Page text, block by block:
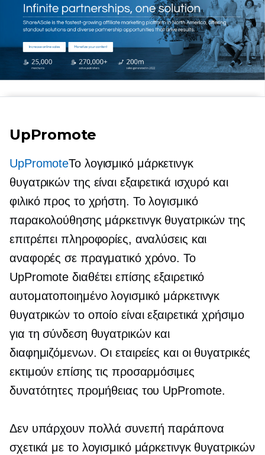
UpPromote
UpPromoteΤο λογισμικό μάρκετινγκ
θυγατρικών της είναι εξαιρετικά ισχυρό και
φιλικό προς το χρήστη. Το λογισμικό
παρακολούθησης μάρκετινγκ θυγατρικών της
επιτρέπει πληροφορίες, αναλύσεις και
αναφορές σε πραγματικό χρόνο. Το
UpPromote διαθέτει επίσης εξαιρετικό
αυτοματοποιημένο λογισμικό μάρκετινγκ
θυγατρικών το οποίο είναι εξαιρετικά χρήσιμο
για τη σύνδεση θυγατρικών και
διαφημιζόμενων. Οι εταιρείες και οι θυγατρικές
εκτιμούν επίσης τις προσαρμόσιμες
δυνατότητες προμήθειας του UpPromote.
Δεν υπάρχουν πολλά συνεπή παράπονα
σχετικά με το λογισμικό μάρκετινγκ θυγατρικών